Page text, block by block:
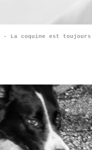
- La coquine est